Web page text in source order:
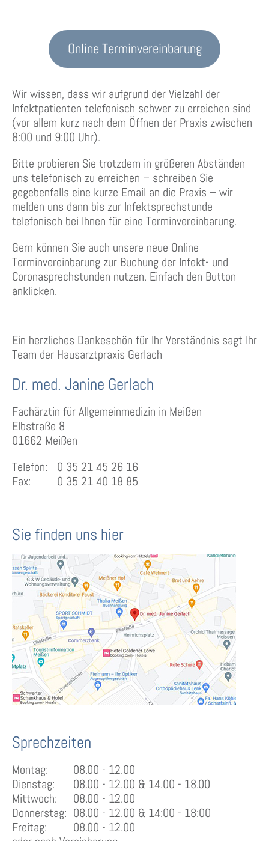
Online Terminvereinbarung
Wir wissen, dass wir aufgrund der Vielzahl der
Infektpatienten telefonisch schwer zu erreichen sind
(vor allem kurz nach dem Öffnen der Praxis zwischen
8:00 und 9:00 Uhr).
Bitte probieren Sie trotzdem in größeren Abständen
uns telefonisch zu erreichen – schreiben Sie
gegebenfalls eine kurze Email an die Praxis – wir
melden uns dann bis zur Infektsprechstunde
telefonisch bei Ihnen für eine Terminvereinbarung.
Gern können Sie auch unsere neue Online
Terminvereinbarung zur Buchung der Infekt- und
Coronasprechstunden nutzen. Einfach den Button
anklicken.
Ein herzliches Dankeschön für Ihr Verständnis sagt Ihr
Team der Hausarztpraxis Gerlach
Dr. med. Janine Gerlach
Fachärztin für Allgemeinmedizin in Meißen
Elbstraße 8
01662 Meißen
Telefon:
0 35 21 45 26 16
Fax:
0 35 21 40 18 85
Sie finden uns hier
Sprechzeiten
Montag:
08.00 - 12.00
Dienstag:
08.00 - 12.00 & 14.00 - 18.00
Mittwoch:
08.00 - 12.00
Donnerstag: 08.00 - 12.00 & 14:00 - 18:00
Freitag:
08.00 - 12.00